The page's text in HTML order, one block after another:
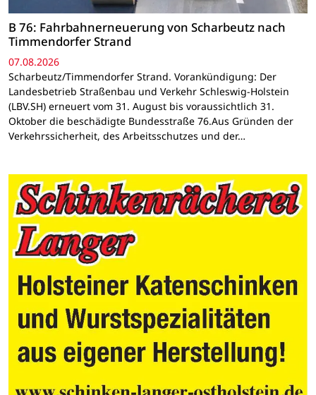
B 76: Fahrbahnerneuerung von Scharbeutz nach
Timmendorfer Strand
07.08.2026
Scharbeutz/Timmendorfer Strand. Vorankündigung: Der
Landesbetrieb Straßenbau und Verkehr Schleswig-Holstein
(LBV.SH) erneuert vom 31. August bis voraussichtlich 31.
Oktober die beschädigte Bundesstraße 76.Aus Gründen der
Verkehrssicherheit, des Arbeitsschutzes und der…